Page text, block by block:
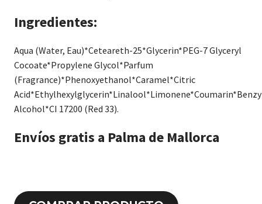
Ingredientes:
Aqua (Water, Eau)*Ceteareth-25*Glycerin*PEG-7 Glyceryl
Cocoate*Propylene Glycol*Parfum
(Fragrance)*Phenoxyethanol*Caramel*Citric
Alcohol*CI 17200 (Red 33).
Envíos gratis a Palma de Mallorca